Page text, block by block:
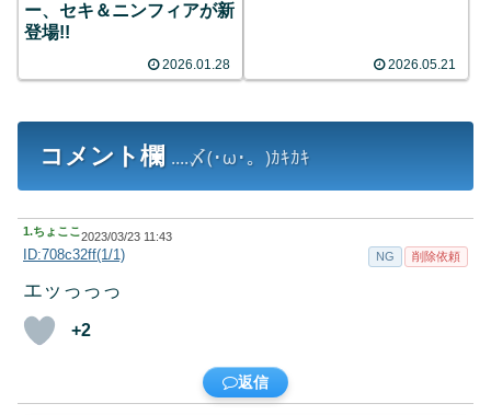
ー、セキ＆ニンフィアが新
登場!!
2026.01.28 2026.05.21
コメント欄 ....〆(･ω･。)ｶｷｶｷ
1.ちょここ2023/03/23 11:43
ID:708c32ff(1/1) NG 削除依頼
エッっっっ
+2
返信